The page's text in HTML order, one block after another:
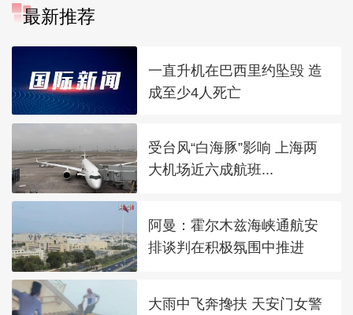
最新推荐
一直升机在巴西里约坠毁 造
成至少4人死亡
受台风“白海豚”影响 上海两
大机场近六成航班...
阿曼：霍尔木兹海峡通航安
排谈判在积极氛围中推进
大雨中飞奔搀扶 天安门女警